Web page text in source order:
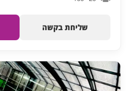
שליחת בקשה